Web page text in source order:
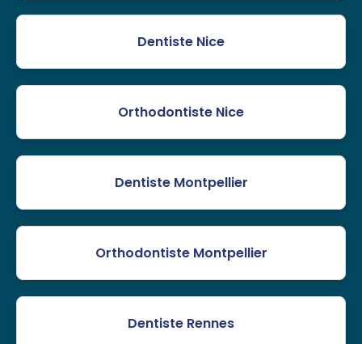
Dentiste Nice
Orthodontiste Nice
Dentiste Montpellier
Orthodontiste Montpellier
Dentiste Rennes